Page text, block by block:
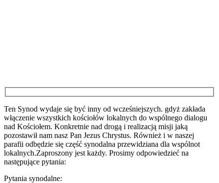
Ten Synod wydaje się być inny od wcześniejszych. gdyż zakłada
włączenie wszystkich kościołów lokalnych do wspólnego dialogu
nad Kościołem. Konkretnie nad drogą i realizacją misji jaką
pozostawił nam nasz Pan Jezus Chrystus. Również i w naszej
parafii odbędzie się część synodalna przewidziana dla wspólnot
lokalnych.Zaproszony jest każdy. Prosimy odpowiedzieć na
następujące pytania:
Pytania synodalne: